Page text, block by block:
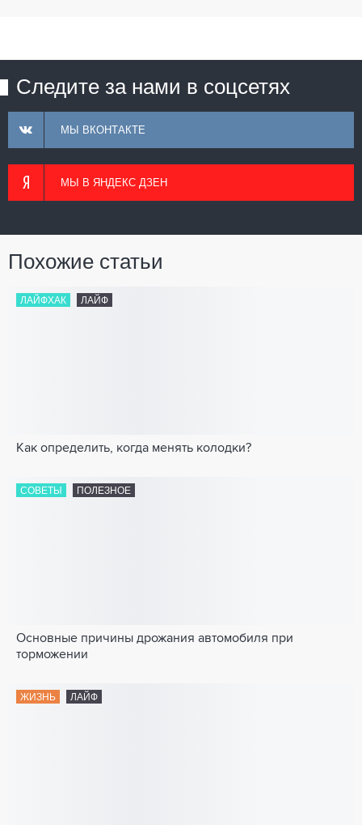
Следите за нами в соцсетях
МЫ ВКОНТАКТЕ
МЫ В ЯНДЕКС ДЗЕН
Похожие статьи
ЛАЙФХАК ЛАЙФ
Как определить, когда менять колодки?
СОВЕТЫ ПОЛЕЗНОЕ
Основные причины дрожания автомобиля при
торможении
ЖИЗНЬ ЛАЙФ